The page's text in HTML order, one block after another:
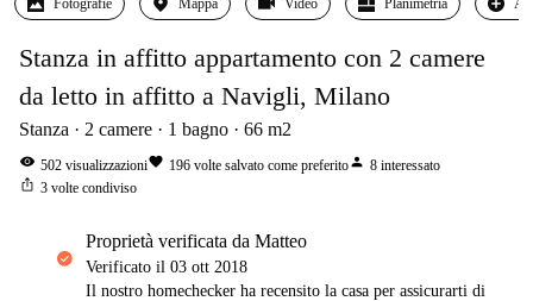
Fotografie Mappa Video Planimetria
Stanza in affitto appartamento con 2 camere
da letto in affitto a Navigli, Milano
Stanza 2 camere 1 bagno 66 m2
visibility 502 visualizzazionifavorite 196 volte salvato come preferitoperson 8 interessato
ios_share 3 volte condiviso
proprietà verificata da Matteo
Verificato il 03 ott 2018
Il nostro homechecker ha recensito la casa per assicurarti di